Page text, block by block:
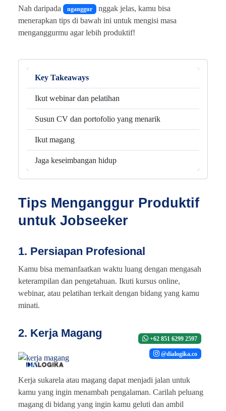
Nah daripada nganggur nggak jelas, kamu bisa
menerapkan tips di bawah ini untuk mengisi masa
menganggurmu agar lebih produktif!
Key Takeaways
Ikut webinar dan pelatihan
Susun CV dan portofolio yang menarik
Ikut magang
Jaga keseimbangan hidup
Tips Menganggur Produktif
untuk Jobseeker
1. Persiapan Profesional
Kamu bisa memanfaatkan waktu luang dengan mengasah
keterampilan dan pengetahuan. Ikuti kursus online,
webinar, atau pelatihan terkait dengan bidang yang kamu
minati.
2. Kerja Magang +62 851 6299 2597
@dialogika.co
Kerja sukarela atau magang dapat menjadi jalan untuk
kamu yang ingin menambah pengalaman. Carilah peluang
magang di bidang yang ingin kamu geluti dan ambil